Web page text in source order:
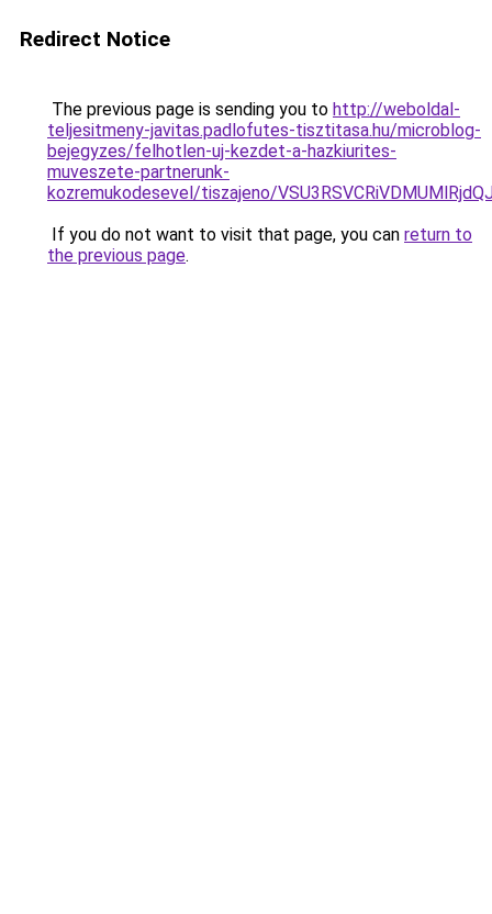
Redirect Notice
The previous page is sending you to http://weboldal-
teljesitmeny-javitas.padlofutes-tisztitasa.hu/microblog-
bejegyzes/felhotlen-uj-kezdet-a-hazkiurites-
muveszete-partnerunk-
kozremukodesevel/tiszajeno/
If you do not want to visit that page, you can return to
the previous page.